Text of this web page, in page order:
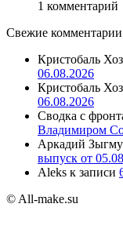
1 комментарий
Свежие комментарии
Кристобаль
06.08.2026
Кристобаль
06.08.2026
Сводка с
Владимиром
Аркадий
выпуск от
Aleks к записи
© All-make.su